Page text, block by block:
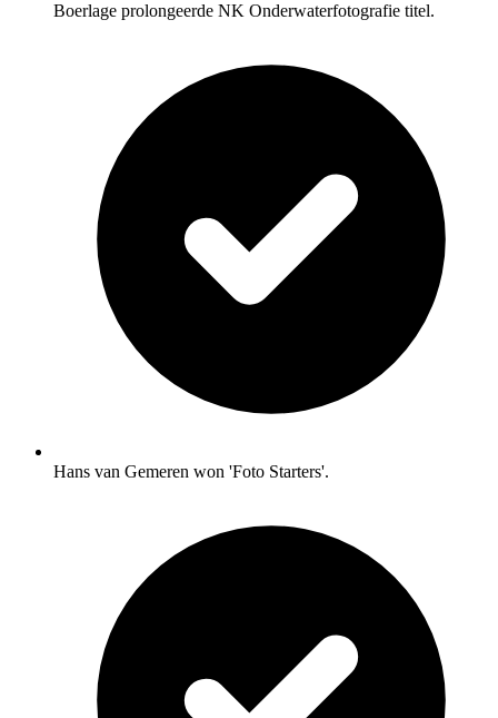
Boerlage prolongeerde NK Onderwaterfotografie titel.
Hans van Gemeren won 'Foto Starters'.